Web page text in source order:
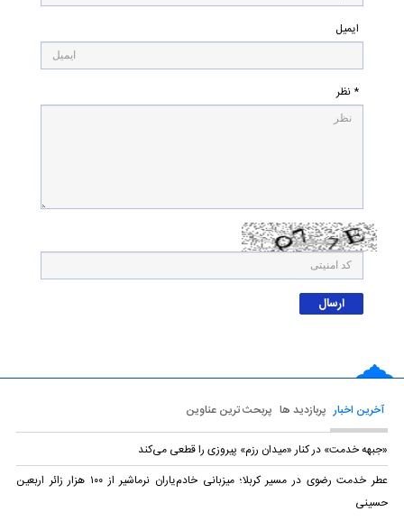
ایمیل
* نظر
آخرین اخبار پربازدید ها پربحث ترین عناوین
«جبهه خدمت» در کنار «میدان رزم» پیروزی را قطعی می‌کند
عطر خدمت رضوی در مسیر کربلا؛ میزبانی خادم‌یاران نرماشیر از ۱۰۰ هزار زائر اربعین
حسینی